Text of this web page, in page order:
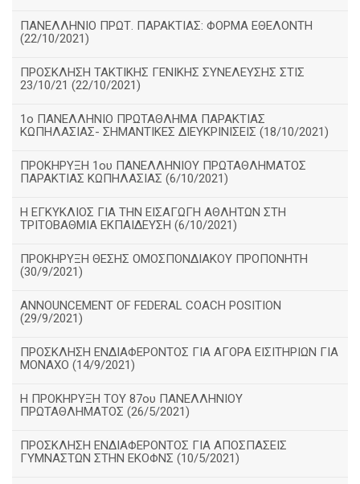
ΠΑΝΕΛΛΗΝΙΟ ΠΡΩΤ. ΠΑΡΑΚΤΙΑΣ: ΦΟΡΜΑ ΕΘΕΛΟΝΤΗ
(22/10/2021)
ΠΡΟΣΚΛΗΣΗ ΤΑΚΤΙΚΗΣ ΓΕΝΙΚΗΣ ΣΥΝΕΛΕΥΣΗΣ ΣΤΙΣ
23/10/21 (22/10/2021)
1ο ΠΑΝΕΛΛΗΝΙΟ ΠΡΩΤΑΘΛΗΜΑ ΠΑΡΑΚΤΙΑΣ
ΚΩΠΗΛΑΣΙΑΣ- ΣΗΜΑΝΤΙΚΕΣ ΔΙΕΥΚΡΙΝΙΣΕΙΣ (18/10/2021)
ΠΡΟΚΗΡΥΞΗ 1ου ΠΑΝΕΛΛΗΝΙΟΥ ΠΡΩΤΑΘΛΗΜΑΤΟΣ
ΠΑΡΑΚΤΙΑΣ ΚΩΠΗΛΑΣΙΑΣ (6/10/2021)
Η ΕΓΚΥΚΛΙΟΣ ΓΙΑ ΤΗΝ ΕΙΣΑΓΩΓΗ ΑΘΛΗΤΩΝ ΣΤΗ
ΤΡΙΤΟΒΑΘΜΙΑ ΕΚΠΑΙΔΕΥΣΗ (6/10/2021)
ΠΡΟΚΗΡΥΞΗ ΘΕΣΗΣ ΟΜΟΣΠΟΝΔΙΑΚΟΥ ΠΡΟΠΟΝΗΤΗ
(30/9/2021)
ANNOUNCEMENT OF FEDERAL COACH POSITION
(29/9/2021)
ΠΡΟΣΚΛΗΣΗ ΕΝΔΙΑΦΕΡΟΝΤΟΣ ΓΙΑ ΑΓΟΡΑ ΕΙΣΙΤΗΡΙΩΝ ΓΙΑ
ΜΟΝΑΧΟ (14/9/2021)
Η ΠΡΟΚΗΡΥΞΗ ΤΟΥ 87ου ΠΑΝΕΛΛΗΝΙΟΥ
ΠΡΩΤΑΘΛΗΜΑΤΟΣ (26/5/2021)
ΠΡΟΣΚΛΗΣΗ ΕΝΔΙΑΦΕΡΟΝΤΟΣ ΓΙΑ ΑΠΟΣΠΑΣΕΙΣ
ΓΥΜΝΑΣΤΩΝ ΣΤΗΝ ΕΚΟΦΝΣ (10/5/2021)